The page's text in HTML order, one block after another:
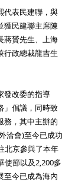
代表民建聯，與
獲民建聯主席陳
蔣贇先生、上海
行政總裁龍吉生
發改委的指導
」倡議，同時致
務，其中主辦的
洽會)至今已成功
北京參與了本年
使節以及2,200多
至今已成為海內